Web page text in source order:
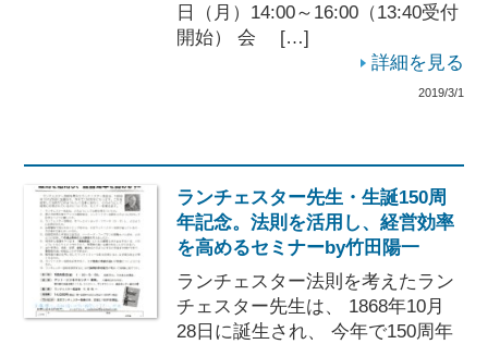
日（月）14:00～16:00（13:40受付
開始） 会 […]
詳細を見る
2019/3/1
ランチェスター先生・生誕150周
年記念。法則を活用し、経営効率
を高めるセミナーby竹田陽一
ランチェスター法則を考えたラン
チェスター先生は、 1868年10月
28日に誕生され、 今年で150周年